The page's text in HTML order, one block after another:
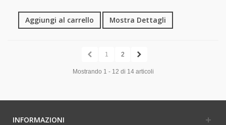
Aggiungi al carrello Mostra Dettagli
1 2
Mostrando 1 - 12 di 14 articoli
INFORMAZIONI